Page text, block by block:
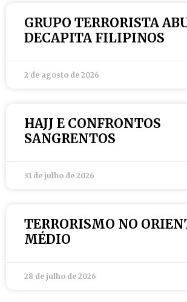
GRUPO TERRORISTA
DECAPITA FILIPINOS
2 de agosto de 2026
HAJJ E CONFRONTOS
SANGRENTOS
31 de julho de 2026
TERRORISMO NO
MÉDIO
28 de julho de 2026